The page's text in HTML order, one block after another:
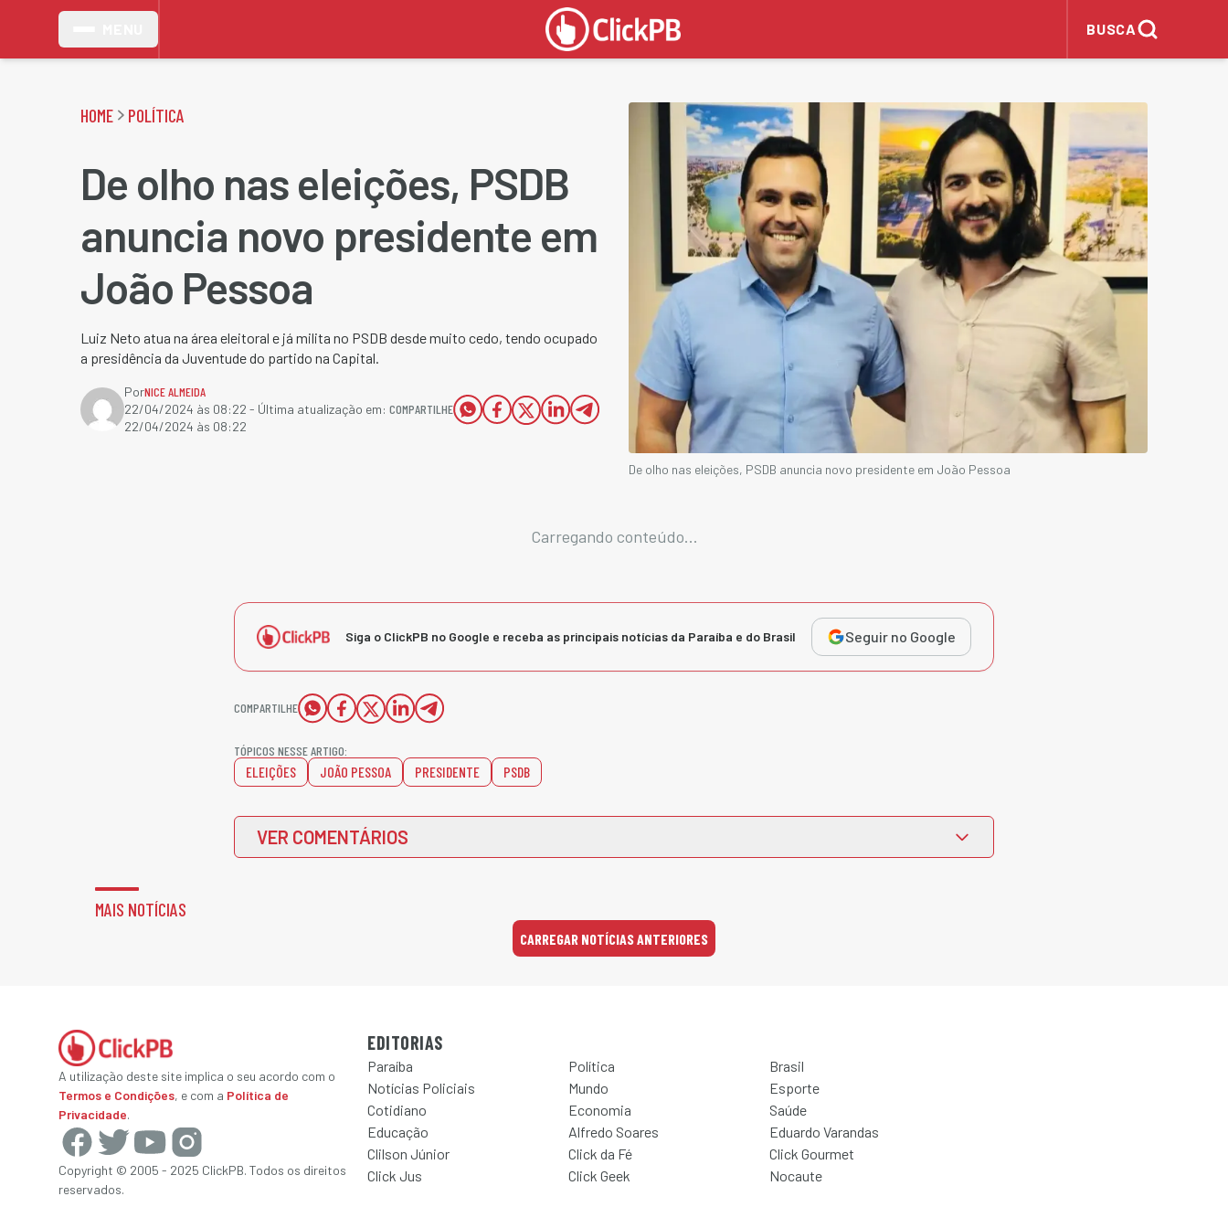
BUSCA
HOME POLÍTICA
De olho nas eleições, PSDB
anuncia novo presidente em
João Pessoa
Luiz Neto atua na área eleitoral e já milita no PSDB desde muito cedo, tendo ocupado
a presidência da Juventude do partido na Capital.
PorNICE ALMEIDA
22/04/2024 às 08:22 - Última atualização em:
22/04/2024 às 08:22
COMPARTILHE
De olho nas eleições, PSDB anuncia novo presidente em João Pessoa
Carregando conteúdo...
Siga o ClickPB no Google e receba as principais notícias da Paraíba e do Brasil Seguir no Google
COMPARTILHE
TÓPICOS NESSE ARTIGO:
ELEIÇÕES JOÃO PESSOA PRESIDENTE PSDB
VER COMENTÁRIOS
MAIS NOTÍCIAS
CARREGAR NOTÍCIAS ANTERIORES
A utilização deste site implica o seu acordo com o
Termos e Condições, e com a Política de
Privacidade.
Copyright © 2005 - 2025 ClickPB. Todos os direitos
reservados.
EDITORIAS
Paraíba Política
Brasil
Notícias Policiais
Mundo
Esporte
Cotidiano
Economia
Saúde
Educação
Alfredo Soares
Eduardo Varandas
Clilson Júnior
Click da Fé
Click Gourmet
Click Jus
Click Geek Nocaute